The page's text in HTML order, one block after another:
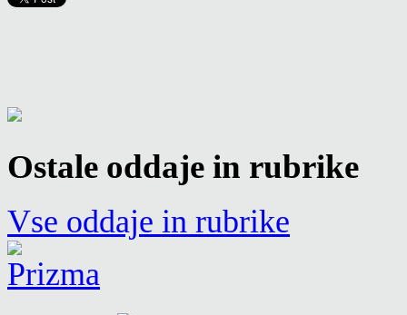
Ostale oddaje in rubrike
Vse oddaje in rubrike